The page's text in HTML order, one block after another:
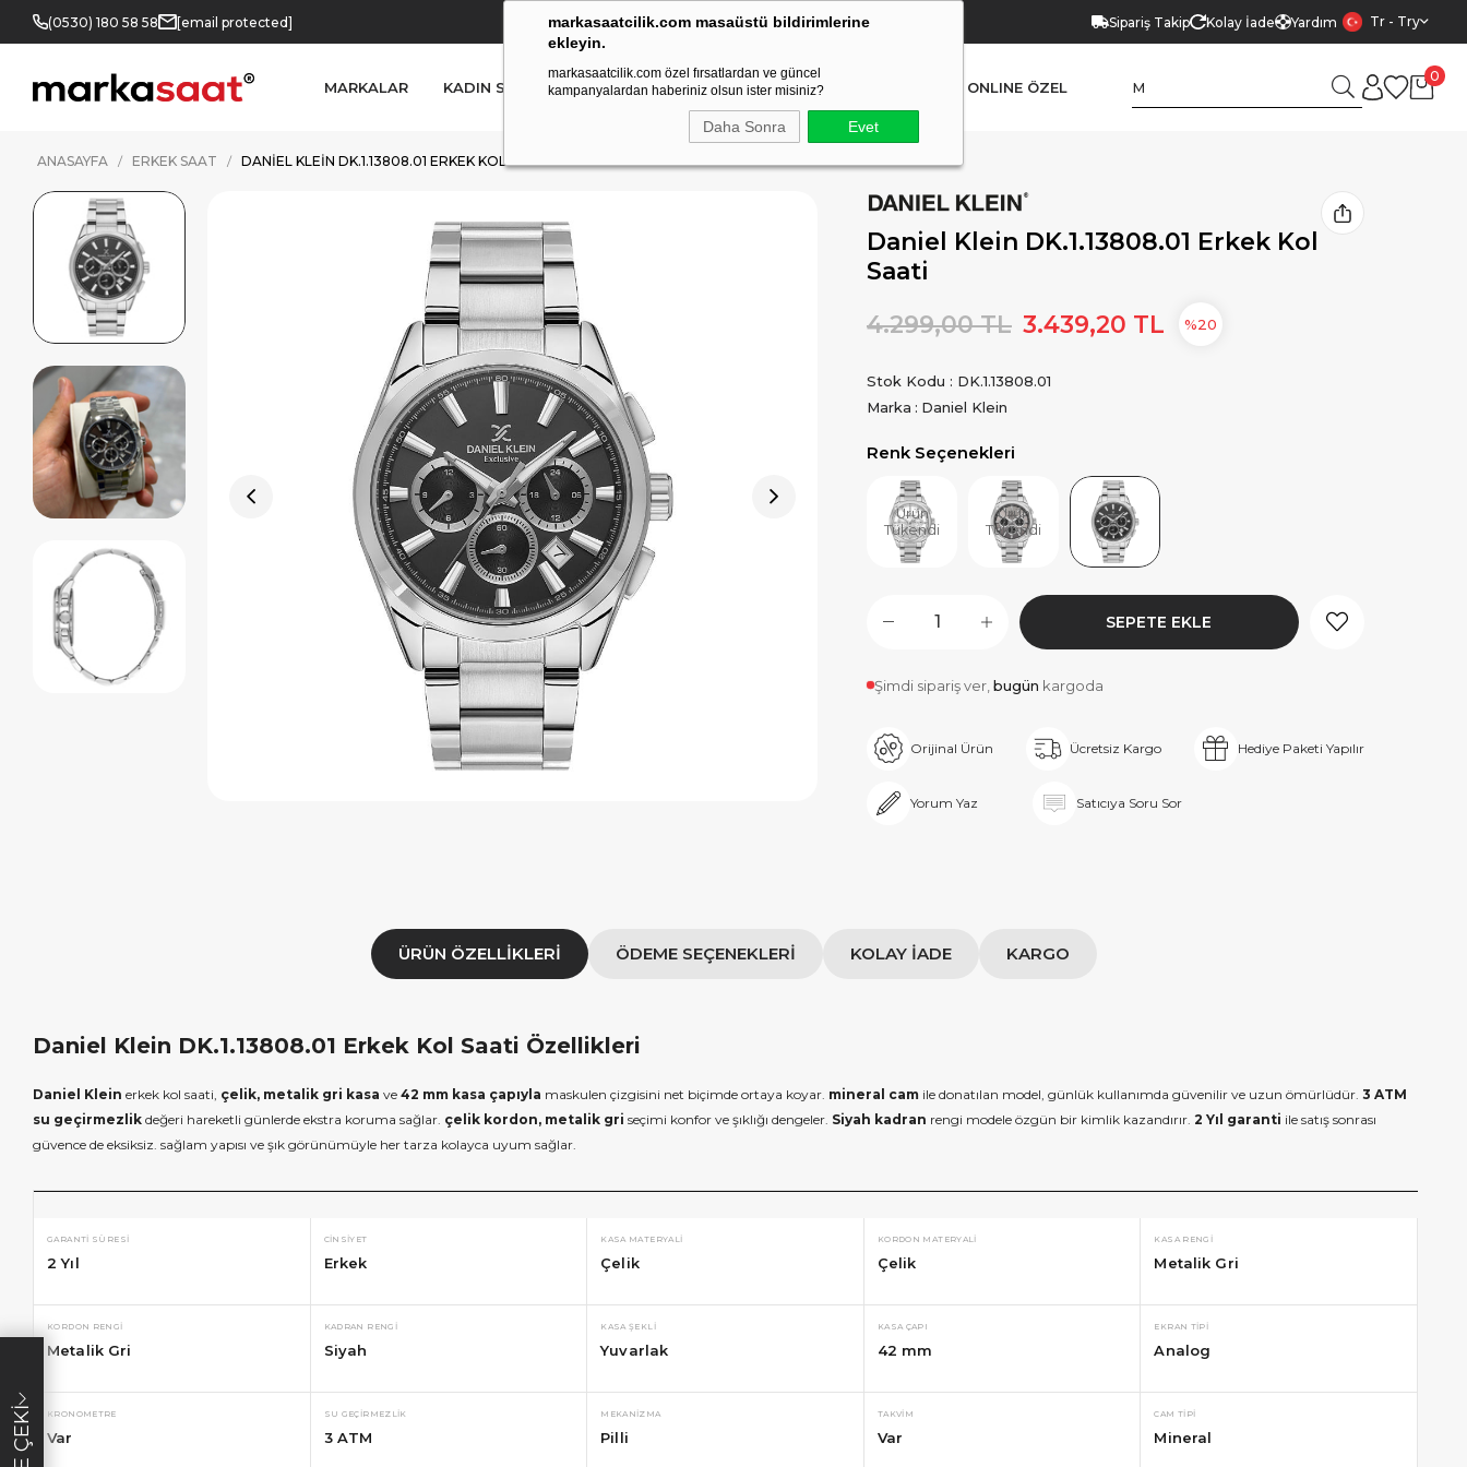
markasaatcilik.com masaüstü bildirimlerine
ekleyin.
markasaatcilik.com özel fırsatlardan ve güncel
kampanyalardan haberiniz olsun ister misiniz?
Daha Sonra Evet
(0530) 180 58 58 [email protected] YETKİLİ SATICI (Ücretsiz Kargo Ve İade) Sipariş Takip Kolay İade Yardım Tr - Try
MARKALAR KADIN SAAT ERKEK SAAT AKILLI SAAT ONLINE ÖZEL
0
ANASAYFA ERKEK SAAT DANIEL KLEIN DK.1.13808.01 ERKEK KOL SAATI
Daniel Klein DK.1.13808.01 Erkek Kol
Saati
4.299,00 TL 3.439,20 TL 20
Stok Kodu
DK.1.13808.01
Marka : Daniel Klein
Renk Seçenekleri
Ürün
Tükendi
Ürün
Tükendi
Şimdi sipariş ver, bugün kargoda
Orijinal Ürün Ücretsiz Kargo Hediye Paketi Yapılır
Yorum Yaz Satıcıya Soru Sor
ÜRÜN ÖZELLIKLERI ÖDEME SEÇENEKLERI KOLAY İADE KARGO
Daniel Klein DK.1.13808.01 Erkek Kol Saati Özellikleri
Daniel Klein erkek kol saati, çelik, metalik gri kasa ve 42 mm kasa çapıyla maskulen çizgisini net biçimde ortaya koyar. mineral cam ile donatılan model, günlük kullanımda güvenilir ve uzun ömürlüdür. 3 ATM
su geçirmezlik değeri hareketli günlerde ekstra koruma sağlar. çelik kordon, metalik gri seçimi konfor ve şıklığı dengeler. Siyah kadran rengi modele özgün bir kimlik kazandırır. 2 Yıl garanti ile satış sonrası
güvence de eksiksiz. sağlam yapısı ve şık görünümüyle her tarza kolayca uyum sağlar.
GARANTI SÜRESI
2 Yıl
CINSIYET
Erkek
KASA MATERYALI
Çelik
KORDON MATERYALI
Çelik
KASA RENGI
Metalik Gri
KORDON RENGI
Metalik Gri
KADRAN RENGI
Siyah
KASA ŞEKLI
Yuvarlak
KASA ÇAPI
42 mm
EKRAN TIPI
Analog
KRONOMETRE
Var
SU GEÇIRMEZLIK
3 ATM
MEKANIZMA
Pilli
TAKVIM
Var
CAM TIPI
Mineral
özel
Çeki
× SEPETTE İNDİRİM
20000tl Üzeri Alışverişe özel
×
5000tl Üzeri Alışverişe özel 500tl
×
10000tl Üzeri Alışverişe özel
×